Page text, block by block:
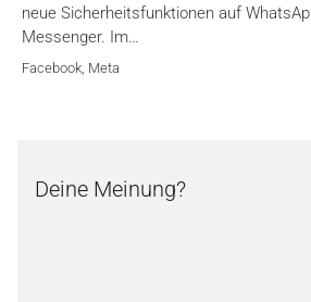
neue Sicherheitsfunktionen auf
Messenger. Im…
Facebook Meta
Deine Meinung?